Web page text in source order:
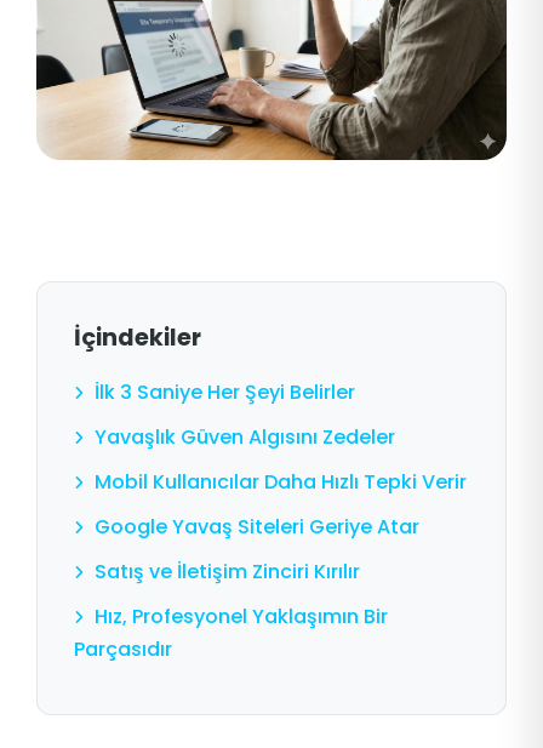
İçindekiler
İlk 3 Saniye Her Şeyi Belirler
Yavaşlık Güven Algısını Zedeler
Mobil Kullanıcılar Daha Hızlı Tepki Verir
Google Yavaş Siteleri Geriye Atar
Satış ve İletişim Zinciri Kırılır
Hız, Profesyonel Yaklaşımın Bir
Parçasıdır